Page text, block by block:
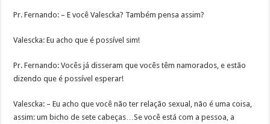
Pr. Fernando: – E você Valescka? Também pensa assim?
Valescka: Eu acho que é possível sim!
Pr. Fernando: Vocês já disseram que vocês têm namorados, e estão
dizendo que é possível esperar!
Valescka: – Eu acho que você não ter relação sexual, não é uma coisa,
assim: um bicho de sete cabeças…Se você está com a pessoa, a